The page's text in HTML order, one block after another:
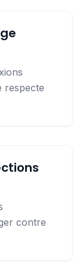
respecte
contre